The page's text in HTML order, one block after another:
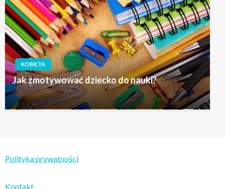
KOBIETA
Jak zmotywować dziecko do nauki?
Polityka prywatności
Kontakt